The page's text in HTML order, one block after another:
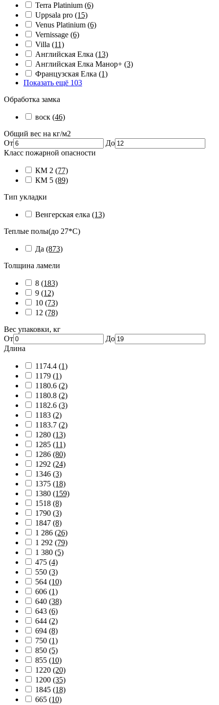
Terra Platinium (6)
Uppsala pro (15)
Venus Platinium (6)
Vernissage (6)
Villa (11)
Английская Елка (13)
Английская Елка Манор+ (3)
Французская Елка (1)
Показать ещё 103
Обработка замка
воск (46)
Общий вес на кг/м2
От
До
Класс пожарной опасности
КМ 2 (77)
КМ 5 (89)
Тип укладки
Венгерская елка (13)
Теплые полы(до 27*С)
Да (873)
Толщина ламели
8 (183)
9 (12)
10 (73)
12 (78)
Вес упаковки, кг
От
До
Длина
1174.4 (1)
1179 (1)
1180.6 (2)
1180.8 (2)
1182.6 (3)
1183 (2)
1183.7 (2)
1280 (13)
1285 (11)
1286 (80)
1292 (24)
1346 (3)
1375 (18)
1380 (159)
1518 (8)
1790 (3)
1847 (8)
1 286 (26)
1 292 (79)
1 380 (5)
475 (4)
550 (3)
564 (10)
606 (1)
640 (38)
643 (6)
644 (2)
694 (8)
750 (1)
850 (5)
855 (10)
1220 (20)
1200 (35)
1845 (18)
665 (10)